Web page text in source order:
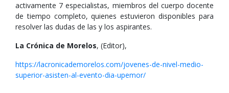
activamente 7 especialistas, miembros del cuerpo docente
de tiempo completo, quienes estuvieron disponibles para
resolver las dudas de las y los aspirantes.
La Crónica de Morelos, (Editor),
https://lacronicademorelos.com/jovenes-de-nivel-medio-
superior-asisten-al-evento-dia-upemor/